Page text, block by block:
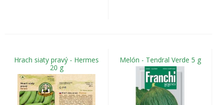
Hrach siaty pravý - Hermes
20 g
Melón - Tendral Verde 5 g